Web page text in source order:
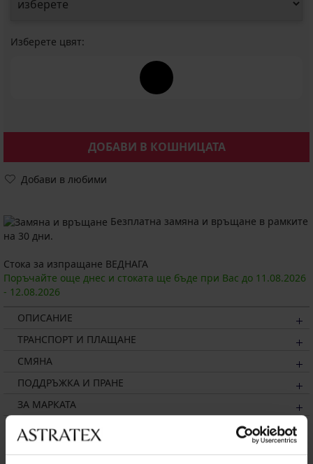
Изберете цвят:
ДОБАВИ В КОШНИЦАТА
Добави в любими
Безплатна замяна и връщане в рамките
на 30 дни.
Стока за изпращане ВЕДНАГА
Поръчайте още днес и стоката ще бъде при Вас до 11.08.2026
- 12.08.2026
ОПИСАНИЕ
ТРАНСПОРТ И ПЛАЩАНЕ
СМЯНА
ПОДДРЪЖКА И ПРАНЕ
ЗА МАРКАТА
Може да ви хареса